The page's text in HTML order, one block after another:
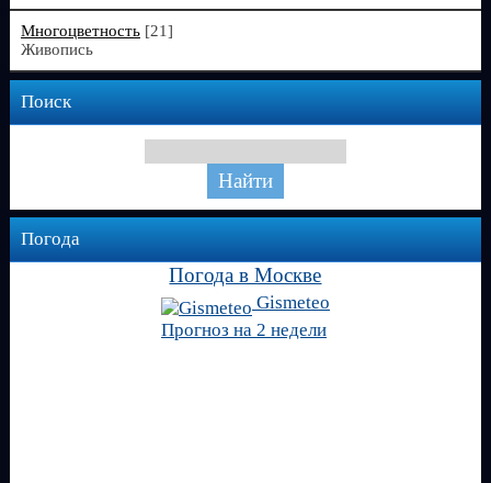
Многоцветность [21]
Живопись
Поиск
Погода
Погода в Москве
Gismeteo
Прогноз на 2 недели